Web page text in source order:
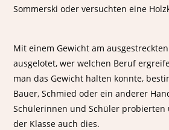
Sommerski oder versuchten eine
Mit einem Gewicht am
ausgelotet, wer welchen Beruf
man das Gewicht halten konnte,
Bauer, Schmied oder ein anderer
Schülerinnen und Schüler probierten
der Klasse auch dies.